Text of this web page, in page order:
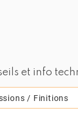
et info
/ Finitions